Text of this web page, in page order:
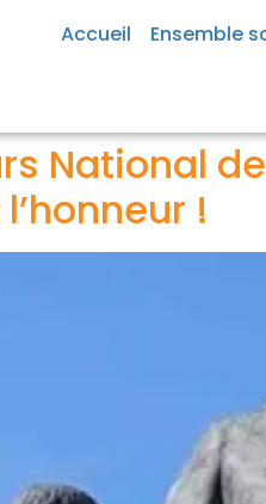
Accueil Ensemble
National
!